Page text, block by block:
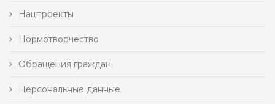
Нацпроекты
Нормотворчество
Обращения граждан
Персональные данные